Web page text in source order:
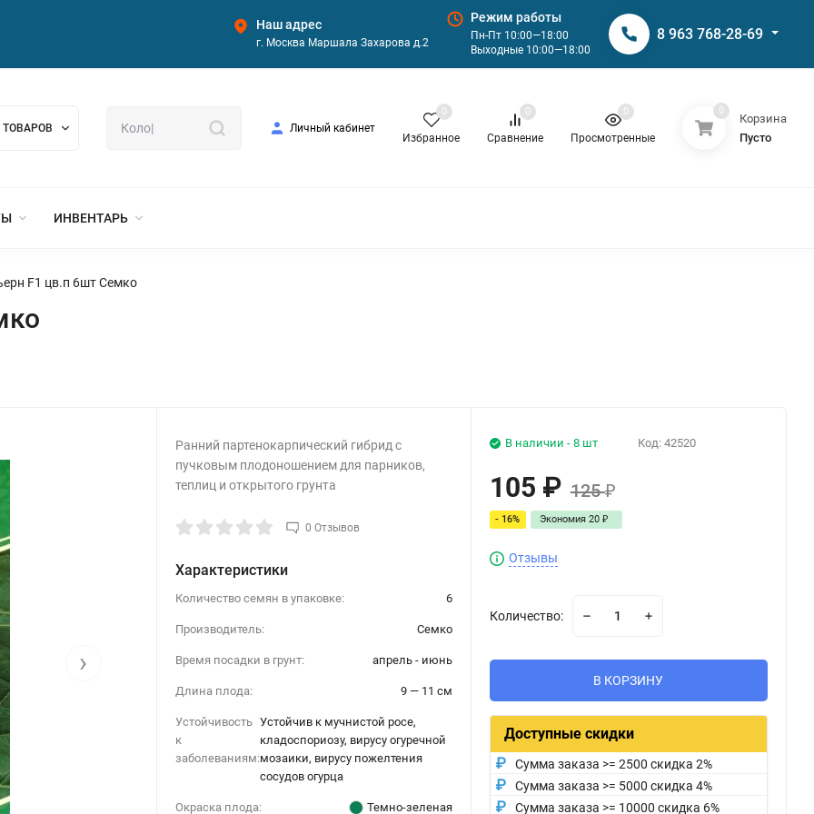
Наш адрес
г. Москва Маршала Захарова д.2
Режим работы
Пн-Пт 10:00—18:00
Выходные 10:00—18:00
8 963 768-28-69
ТОВАРОВ
Личный кабинет
Избранное
0
Сравнение
0
Просмотренные
0 0
Корзина
Пусто
ИНВЕНТАРЬ
F1 цв.п 6шт Семко
›
Р​анний партенокарпический гибрид с
пучковым плодоношением для парников,
теплиц и открытого грунта
0 Отзывов
Характеристики
Количество семян в упаковке: 6
Производитель: Семко
Время посадки в грунт: апрель - июнь
Длина плода: 9 — 11 см
Устойчивость
к
заболеваниям:
Устойчив к мучнистой росе,
кладоспориозу, вирусу огуречной
мозаики, вирусу пожелтения
сосудов огурца
Окраска плода: Темно-зеленая
В наличии - 8 шт Код: 42520
105 ₽ 125₽
- 16% Экономия 20 ₽
Отзывы
Количество:
В КОРЗИНУ
Доступные скидки
Сумма заказа >= 2500 скидка 2%
Сумма заказа >= 5000 скидка 4%
Сумма заказа >= 10000 скидка 6%